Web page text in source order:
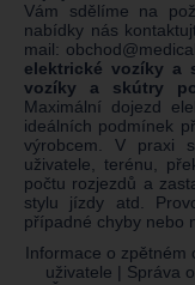
Vám sdělíme na
nabídky nás
mail:
elektrické vozíky a
vozíky a skútry
Maximální dojezd
ideálních podmínek
výrobcem. V praxi
uživatele, terénu,
počtu rozjezdů a
stylu jízdy atd.
případné chyby nebo
Informace o zpětném
uživatele | Správa